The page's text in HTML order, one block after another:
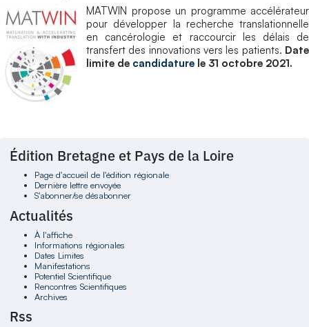
MATWIN propose un programme accélérateur
pour développer la recherche translationnelle
en cancérologie et raccourcir les délais de
transfert des innovations vers les patients. Date
limite de candidature le 31 octobre 2021.
Édition Bretagne et Pays de la Loire
Page d'accueil de l'édition régionale
Dernière lettre envoyée
S'abonner/se désabonner
Actualités
À l'affiche
Informations régionales
Dates Limites
Manifestations
Potentiel Scientifique
Rencontres Scientifiques
Archives
Rss